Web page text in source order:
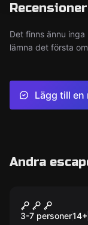
Recensioner
Det finns ännu
lämna det första
Lägg till en
Andra
Sherlock
3-7 personer14+